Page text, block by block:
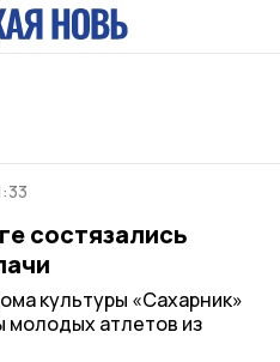
состязались
культуры «Сахарник»
молодых атлетов из